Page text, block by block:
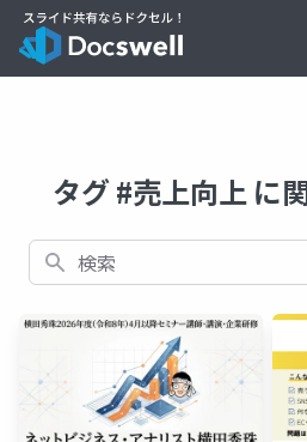
タグ #売上向上 に
検索